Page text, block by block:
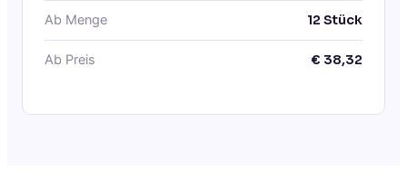
Ab Menge 12 Stück
Ab Preis € 38,32